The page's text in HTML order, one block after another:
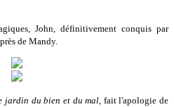
John, définitivement conquis par
de Mandy.
jardin du bien et du mal, fait l'apologie de